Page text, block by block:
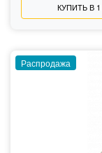
КУПИТЬ В 1
Распродажа